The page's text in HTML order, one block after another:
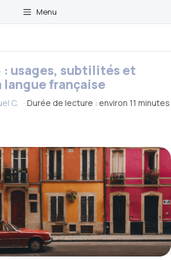
Menu
: usages, subtilités et
française
C. · Durée de lecture : environ 11 minutes